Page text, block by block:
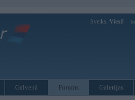
Sveiks, Viesi!
Galvenā Forums Galerijas